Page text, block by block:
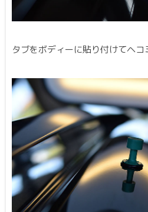
タブをボディーに貼り付けてヘコ